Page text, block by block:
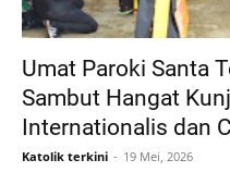
Umat Paroki Santa
Sambut Hangat
Internationalis dan
Katolik terkini 19 Mei, 2026